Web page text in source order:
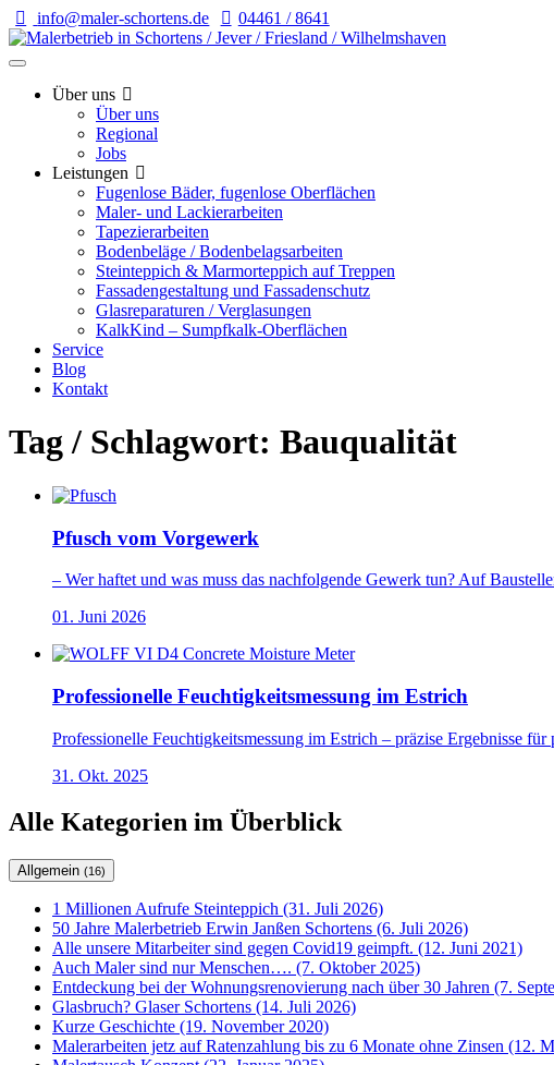
info@maler-schortens.de 04461 / 8641
Über uns
Über uns
Regional
Jobs
Leistungen
Fugenlose Bäder, fugenlose Oberflächen
Maler- und Lackierarbeiten
Tapezierarbeiten
Bodenbeläge / Bodenbelagsarbeiten
Steinteppich & Marmorteppich auf Treppen
Fassadengestaltung und Fassadenschutz
Glasreparaturen / Verglasungen
KalkKind – Sumpfkalk-Oberflächen
Service
Blog
Kontakt
Tag / Schlagwort: Bauqualität
Pfusch vom Vorgewerk
– Wer haftet und was muss das nachfolgende Gewerk tun? Auf
01. Juni 2026
Professionelle Feuchtigkeitsmessung im Estrich
Professionelle Feuchtigkeitsmessung im Estrich – präzise Ergebnisse
31. Okt. 2025
Alle Kategorien im Überblick
Allgemein (16)
1 Millionen Aufrufe Steinteppich (31. Juli 2026)
50 Jahre Malerbetrieb Erwin Janßen Schortens (6. Juli 2026)
Alle unsere Mitarbeiter sind gegen Covid19 geimpft. (12. Juni 2021)
Auch Maler sind nur Menschen…. (7. Oktober 2025)
Entdeckung bei der Wohnungsrenovierung nach über 30 Jahren (7.
Glasbruch? Glaser Schortens (14. Juli 2026)
Kurze Geschichte (19. November 2020)
Malerarbeiten jetz auf Ratenzahlung bis zu 6 Monate ohne Zinsen (12.